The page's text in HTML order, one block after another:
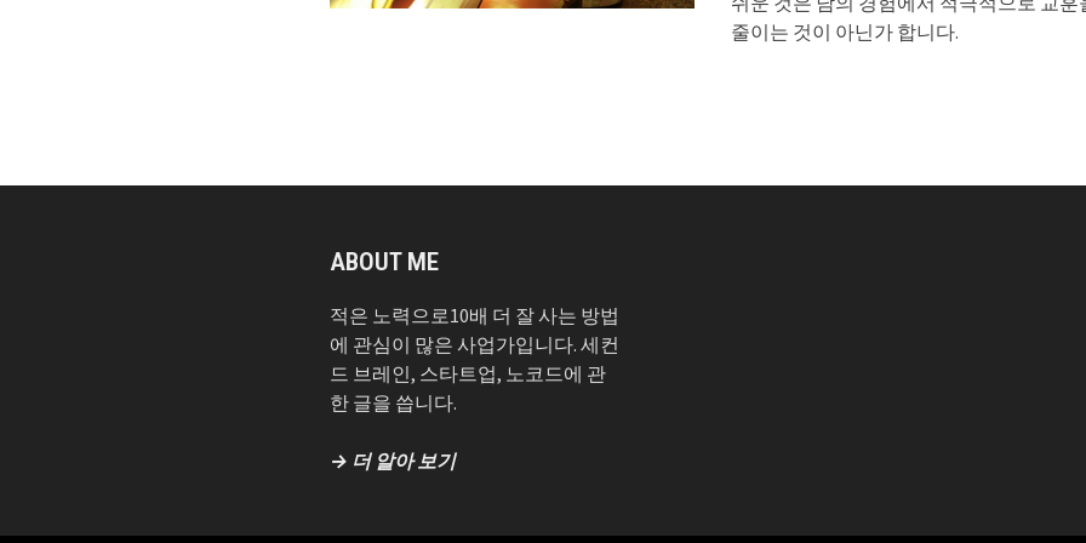
줄이는 것이 아닌가 합니다.
ABOUT ME
적은 노력으로10배 더 잘 사는 방법
에 관심이 많은 사업가입니다. 세컨
드 브레인, 스타트업, 노코드에 관
한 글을 씁니다.
→ 더 알아 보기